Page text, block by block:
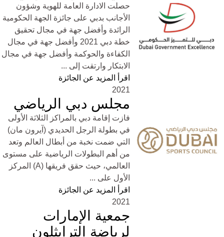
حصلت الادارة العامة للهوية وشؤون
الأجانب بدبي على جائزة الجهة الحكومية
الرائدة وأفضل جهة في مجال تحقيق
خطة دبي 2021 وأفضل جهة في مجال
الكفاءة والحوكمة وأفضل جهة في مجال
الابتكار وارتقت إلى ...
اقرأ المزيد عن الجائزة
2021
مجلس دبي الرياضي
فازت إقامة دبي بالمراكز الثلاثة الأولى
في بطولة الرجل الحديدي (آيرون مان)
التي ضمت نخبة من أبطال العالم وتعد
من أهم البطولات الرياضية على مستوى
العالمي، حيث حقق فريقها (A) المركز
الأول على ...
اقرأ المزيد عن الجائزة
2021
جمعية الإمارات
لرياضة الترايثلون